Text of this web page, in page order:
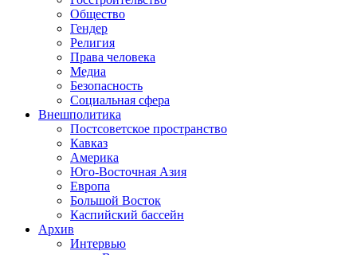
Общество
Гендер
Религия
Права человека
Медиа
Безопасность
Социальная сфера
Внешполитика
Постсоветское пространство
Кавказ
Америка
Юго-Восточная Азия
Европа
Большой Восток
Каспийский бассейн
Архив
Интервью